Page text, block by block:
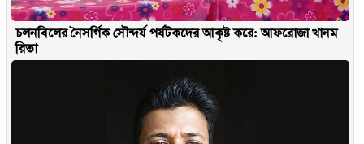
চলনবিলের নৈসর্গিক সৌন্দর্য পর্যটকদের আকৃষ্ট করে: আফরোজা খানম
রিতা